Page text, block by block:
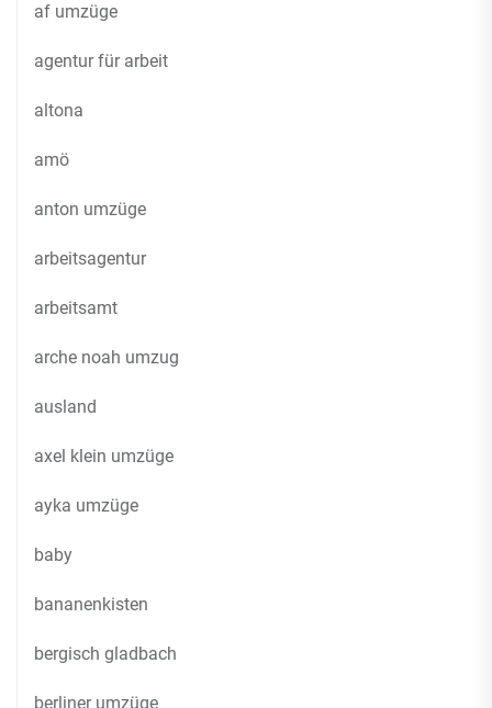
af umzüge
agentur für arbeit
altona
amö
anton umzüge
arbeitsagentur
arbeitsamt
arche noah umzug
ausland
axel klein umzüge
ayka umzüge
baby
bananenkisten
bergisch gladbach
berliner umzüge